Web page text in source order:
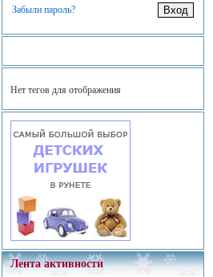
Забыли пароль?
Нет тегов для отображения
Лента активности